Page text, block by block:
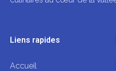
Liens rapides
Accueil